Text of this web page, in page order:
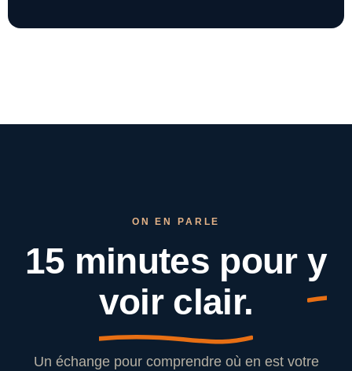
ON EN PARLE
15 minutes pour y
voir clair.
Un échange pour comprendre où en est votre